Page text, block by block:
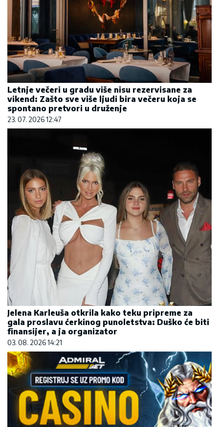
Letnje večeri u gradu više nisu rezervisane za
vikend: Zašto sve više ljudi bira večeru koja se
spontano pretvori u druženje
23. 07. 2026 12:47
Jelena Karleuša otkrila kako teku pripreme za
gala proslavu ćerkinog punoletstva: Duško će biti
finansijer, a ja organizator
03. 08. 2026 14:21